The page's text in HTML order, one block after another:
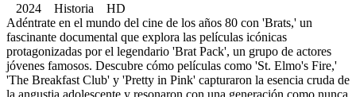
2024 Historia HD
Adéntrate en el mundo del cine de los años 80 con 'Brats,' un
fascinante documental que explora las películas icónicas
protagonizadas por el legendario 'Brat Pack', un grupo de actores
jóvenes famosos. Descubre cómo películas como 'St. Elmo's Fire,'
'The Breakfast Club' y 'Pretty in Pink' capturaron la esencia cruda de
la angustia adolescente y resonaron con una generación como nunca